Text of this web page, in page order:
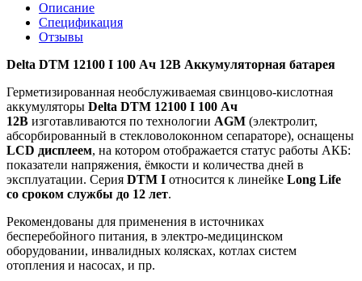
Описание
Спецификация
Отзывы
Delta DTM 12100 I 100 Ач 12В Аккумуляторная батарея
Герметизированная необслуживаемая свинцово-кислотная
аккумуляторы Delta DTM 12100 I 100 Ач
12В изготавливаются по технологии AGM (электролит,
абсорбированный в стекловолоконном сепараторе), оснащены
LСD дисплеем, на котором отображается статус работы АКБ:
показатели напряжения, ёмкости и количества дней в
эксплуатации. Серия DTM I относится к линейке Long Life
со сроком службы до 12 лет.
Рекомендованы для применения в источниках
бесперебойного питания, в электро-медицинском
оборудовании, инвалидных колясках, котлах систем
отопления и насосах, и пр.